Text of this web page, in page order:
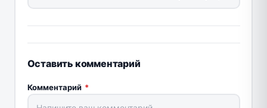
Оставить комментарий
Комментарий *